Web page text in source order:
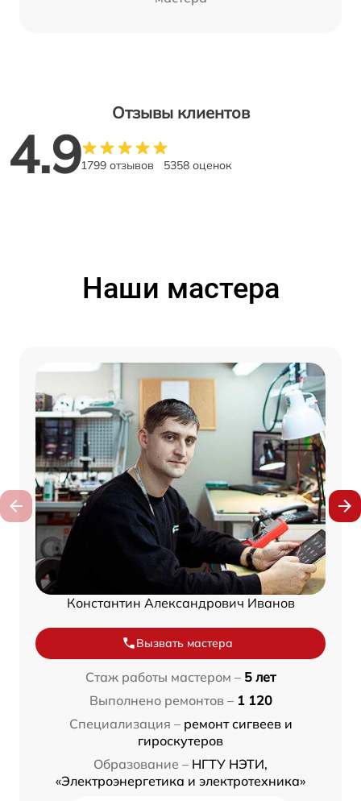
Отзывы клиентов
4.91799 отзывов 5358 оценок
Наши мастера
Константин Александрович Иванов
Вызвать мастера
Стаж работы мастером – 5 лет
Выполнено ремонтов – 1 120
Специализация – ремонт сигвеев и
гироскутеров
Образование – НГТУ НЭТИ,
«Электроэнергетика и электротехника»